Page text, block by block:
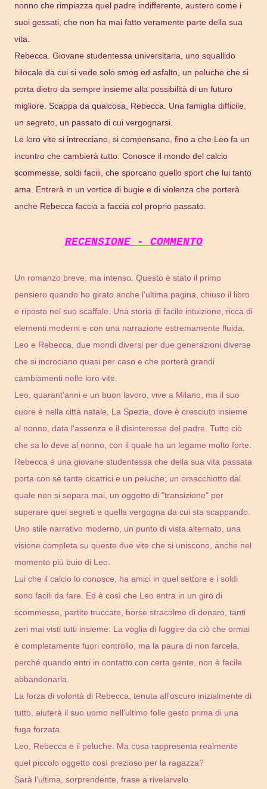
nonno che rimpiazza quel padre indifferente, austero come i
suoi gessati, che non ha mai fatto veramente parte della sua
vita.
Rebecca. Giovane studentessa universitaria, uno squallido
bilocale da cui si vede solo smog ed asfalto, un peluche che si
porta dietro da sempre insieme alla possibilità di un futuro
migliore. Scappa da qualcosa, Rebecca. Una famiglia difficile,
un segreto, un passato di cui vergognarsi.
Le loro vite si intrecciano, si compensano, fino a che Leo fa un
incontro che cambierà tutto. Conosce il mondo del calcio
scommesse, soldi facili, che sporcano quello sport che lui tanto
ama. Entrerà in un vortice di bugie e di violenza che porterà
anche Rebecca faccia a faccia col proprio passato.
RECENSIONE - COMMENTO
Un romanzo breve, ma intenso. Questo è stato il primo
pensiero quando ho girato anche l'ultima pagina, chiuso il libro
e riposto nel suo scaffale. Una storia di facile intuizione, ricca di
elementi moderni e con una narrazione estremamente fluida.
Leo e Rebecca, due mondi diversi per due generazioni diverse
che si incrociano quasi per caso e che porterà grandi
cambiamenti nelle loro vite.
Leo, quarant'anni e un buon lavoro, vive a Milano, ma il suo
cuore è nella città natale, La Spezia, dove è cresciuto insieme
al nonno, data l'assenza e il disinteresse del padre. Tutto ciò
che sa lo deve al nonno, con il quale ha un legame molto forte.
Rebecca è una giovane studentessa che della sua vita passata
porta con sé tante cicatrici e un peluche; un orsacchiotto dal
quale non si separa mai, un oggetto di "transizione" per
superare quei segreti e quella vergogna da cui sta scappando.
Uno stile narrativo moderno, un punto di vista alternato, una
visione completa su queste due vite che si uniscono, anche nel
momento più buio di Leo.
Lui che il calcio lo conosce, ha amici in quel settore e i soldi
sono facili da fare. Ed è così che Leo entra in un giro di
scommesse, partite truccate, borse stracolme di denaro, tanti
zeri mai visti tutti insieme. La voglia di fuggire da ciò che ormai
è completamente fuori controllo, ma la paura di non farcela,
perché quando entri in contatto con certa gente, non è facile
abbandonarla.
La forza di volontà di Rebecca, tenuta all'oscuro inizialmente di
tutto, aiuterà il suo uomo nell'ultimo folle gesto prima di una
fuga forzata.
Leo, Rebecca e il peluche. Ma cosa rappresenta realmente
quel piccolo oggetto così prezioso per la ragazza?
Sarà l'ultima, sorprendente, frase a rivelarvelo.